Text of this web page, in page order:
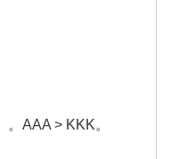
AAA > KKK。